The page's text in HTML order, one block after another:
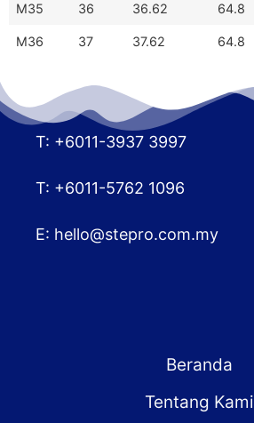
M35 36 36.62 64.8
M36 37 37.62 64.8
T: +6011-3937 3997
T: +6011-5762 1096
E: hello@stepro.com.my
Beranda
Tentang Kami